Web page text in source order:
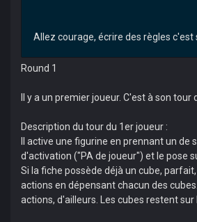
Allez courage, écrire des règles c'est
Round 1
Il y a un premier joueur. C'est à son tour
Description du tour du 1er joueur :
Il active une figurine en prennant un de
d'activation ("PA de joueur") et le pose
Si la fiche possède déjà un cube,
actions en dépensant chacun des
actions, d'ailleurs. Les cubes restent sur